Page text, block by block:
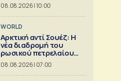
08.08.2026 | 10:00
WORLD
Αρκτική αντί Σουέζ: Η
νέα διαδρομή του
ρωσικού πετρελαίου
[Γράφημα]
08.08.2026 | 07:00